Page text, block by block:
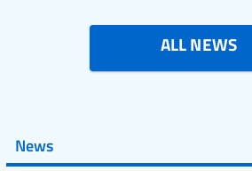
ALL NEWS
News